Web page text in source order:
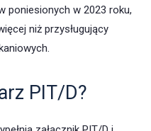
poniesionych w 2023 roku,
niż przysługujący
PIT/D?